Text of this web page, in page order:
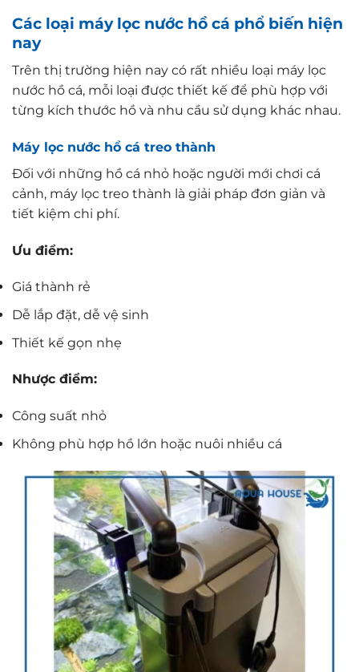
Các loại máy lọc nước hồ cá phổ biến hiện
nay
Trên thị trường hiện nay có rất nhiều loại máy lọc
nước hồ cá, mỗi loại được thiết kế để phù hợp với
từng kích thước hồ và nhu cầu sử dụng khác nhau.
Máy lọc nước hồ cá treo thành
Đối với những hồ cá nhỏ hoặc người mới chơi cá
cảnh, máy lọc treo thành là giải pháp đơn giản và
tiết kiệm chi phí.
Ưu điểm:
Giá thành rẻ
Dễ lắp đặt, dễ vệ sinh
Thiết kế gọn nhẹ
Nhược điểm:
Công suất nhỏ
Không phù hợp hồ lớn hoặc nuôi nhiều cá